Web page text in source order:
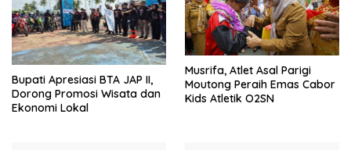
Bupati Apresiasi BTA JAP II,
Dorong Promosi Wisata dan
Ekonomi Lokal
Musrifa, Atlet Asal Parigi
Moutong Peraih Emas Cabor
Kids Atletik O2SN